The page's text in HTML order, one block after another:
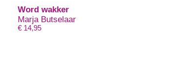
Word wakker
Marja Butselaar
€ 14,95